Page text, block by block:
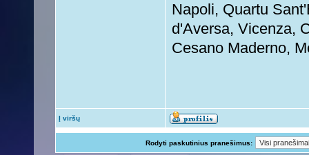
Napoli, Quartu
d'Aversa, Vicenza,
Cesano Maderno,
Į viršų
Rodyti paskutinius pranešimus: